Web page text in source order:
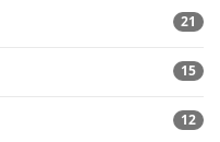
21
15
12